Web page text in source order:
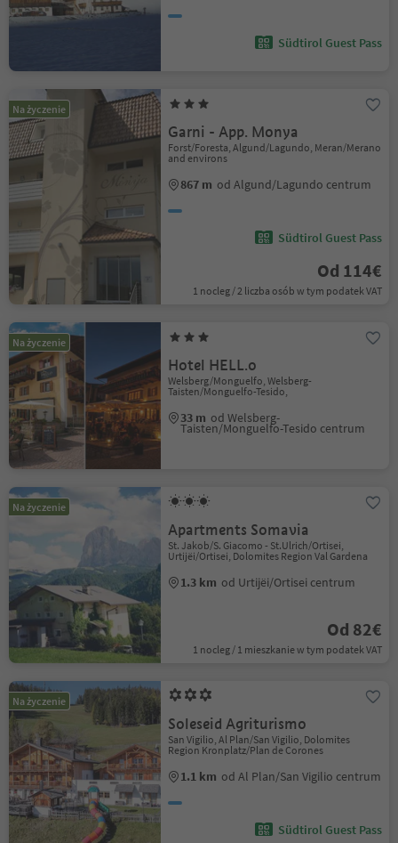
Südtirol Guest Pass
Na życzenie
Garni - App. Monya
Forst/Foresta, Algund/Lagundo, Meran/Merano
and environs
867 m od Algund/Lagundo centrum
Südtirol Guest Pass
Od 114€
1 nocleg / 2 liczba osób w tym podatek VAT
Na życzenie
Hotel HELL.o
Welsberg/Monguelfo, Welsberg-
Taisten/Monguelfo-Tesido,
33 m od Welsberg-
Taisten/Monguelfo-Tesido centrum
Na życzenie
Apartments Somavia
St. Jakob/S. Giacomo - St.Ulrich/Ortisei,
Urtijëi/Ortisei, Dolomites Region Val Gardena
1.3 km od Urtijëi/Ortisei centrum
Od 82€
1 nocleg / 1 mieszkanie w tym podatek VAT
Na życzenie
Soleseid Agriturismo
San Vigilio, Al Plan/San Vigilio, Dolomites
Region Kronplatz/Plan de Corones
1.1 km od Al Plan/San Vigilio centrum
Südtirol Guest Pass